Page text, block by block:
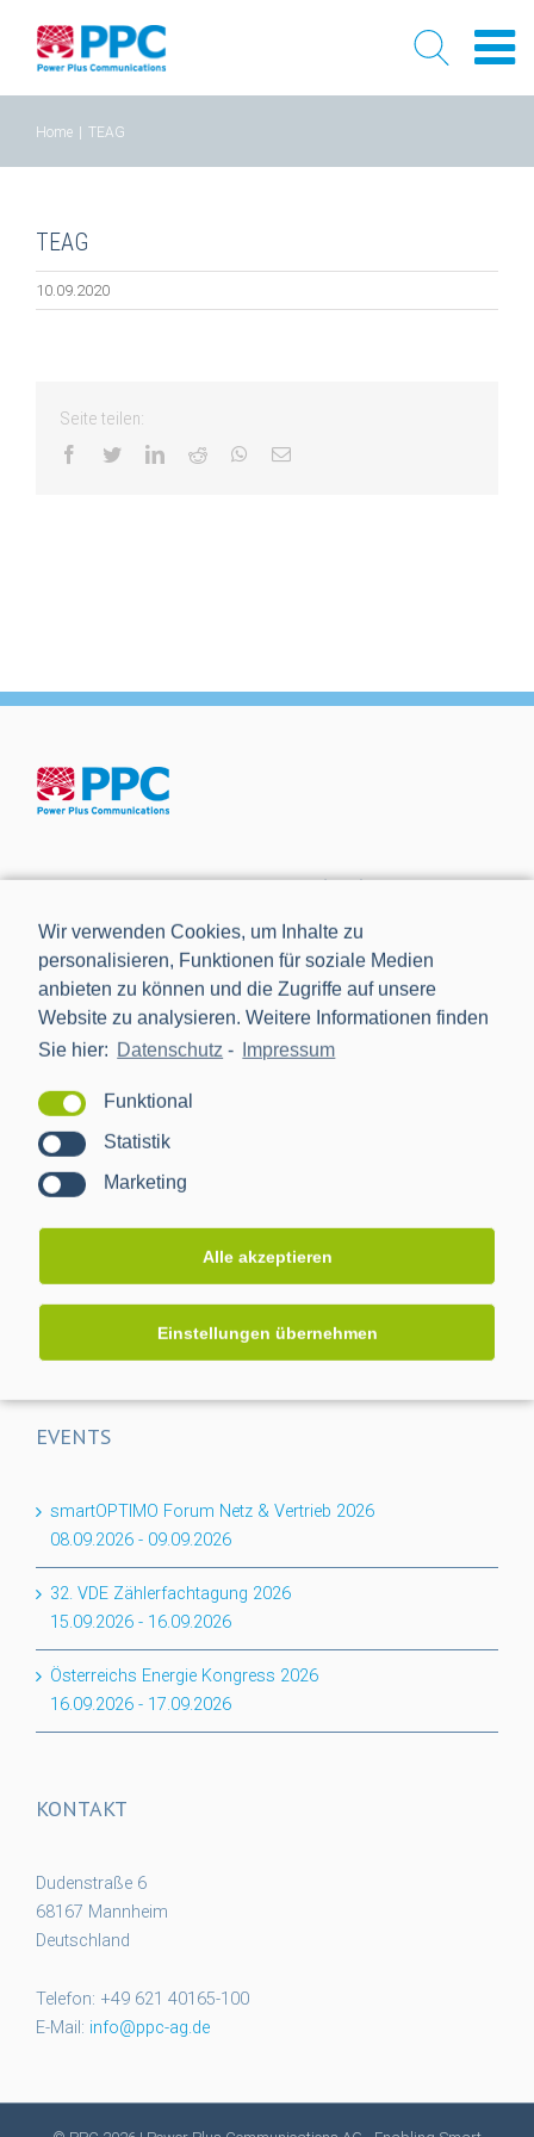
Wir verwenden Cookies, um Inhalte zu
personalisieren, Funktionen für soziale Medien
anbieten zu können und die Zugriffe auf unsere
Website zu analysieren. Weitere Informationen finden
Sie hier: Datenschutz - Impressum
Funktional
Statistik
Marketing
Alle akzeptieren
Einstellungen übernehmen
content
Home TEAG
TEAG
10.09.2020
Seite teilen:
facebooktwitterlinkedinreddit whatsappEmail
Gateways und Kommunikationstechnik für die Digitalisierung
der Energiewende.
NEWS
Projektabschluss CACTUS: Mehr Transparenz für das
Niederspannungsnetz
das Nessum 1T-Modul
Auf dem Weg zur RLM-Integration: PPC bringt
Industriemessungen ins Smart Meter Gateway
EVENTS
smartOPTIMO Forum Netz & Vertrieb 2026
08.09.2026 - 09.09.2026
32. VDE Zählerfachtagung 2026
15.09.2026 - 16.09.2026
Österreichs Energie Kongress 2026
16.09.2026 - 17.09.2026
KONTAKT
Dudenstraße 6
68167 Mannheim
Deutschland
Telefon: +49 621 40165-100
E-Mail: info@ppc-ag.de